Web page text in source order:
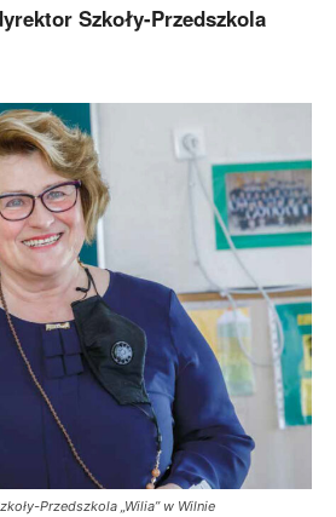
Szkoły-Przedszkola
Przedszkola „Wilia” w Wilnie